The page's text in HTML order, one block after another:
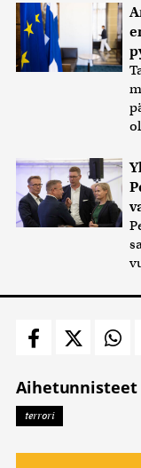
Aihetunnisteet
terrori